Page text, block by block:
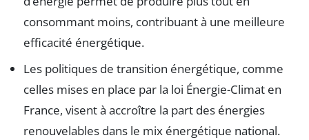
consommant moins, contribuant à une meilleure
efficacité énergétique.
Les politiques de transition énergétique, comme
celles mises en place par la loi Énergie-Climat en
France, visent à accroître la part des énergies
renouvelables dans le mix énergétique national.